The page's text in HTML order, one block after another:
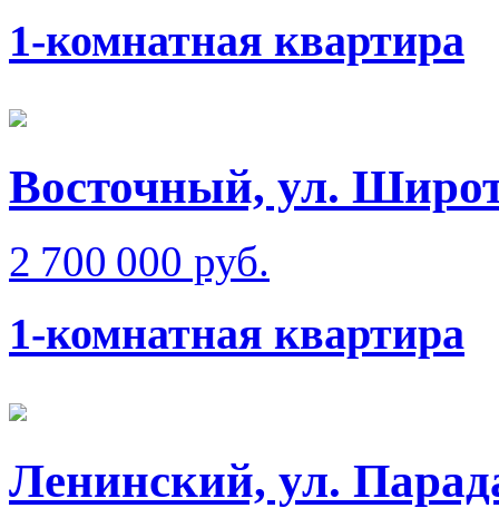
1-комнатная квартира
Восточный, ул.
2 700 000 руб.
1-комнатная квартира
Ленинский, ул.